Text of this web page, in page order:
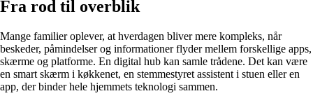
Fra rod til overblik
Mange familier oplever, at hverdagen bliver mere kompleks, når
beskeder, påmindelser og informationer flyder mellem forskellige apps,
skærme og platforme. En digital hub kan samle trådene. Det kan være
en smart skærm i køkkenet, en stemmestyret assistent i stuen eller en
app, der binder hele hjemmets teknologi sammen.